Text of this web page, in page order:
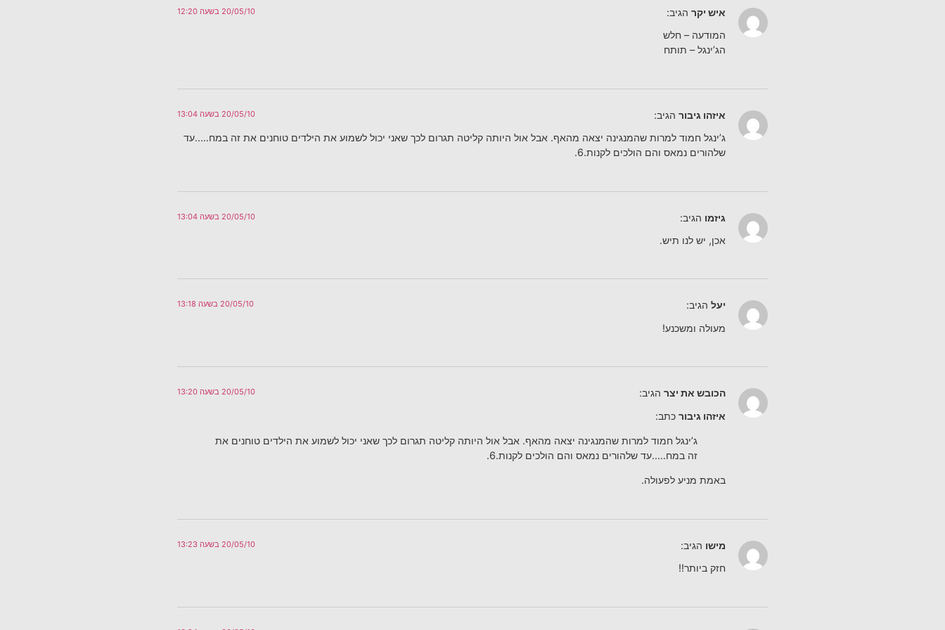
איש יקר הגיב: 20/05/10 בשעה 12:20
המודעה – חלש
הג’ינגל – תותח
איזהו גיבור הגיב: 20/05/10 בשעה 13:04
ג’ינגל חמוד למרות שהמנגינה יצאה מהאף. אבל אול היותה קליטה תגרום לכך שאני יכול לשמוע את הילדים טוחנים את זה במח…..עד
שלהורים נמאס והם הולכים לקנות.6.
גיזמו הגיב: 20/05/10 בשעה 13:04
אכן, יש לנו תיש.
יעל הגיב: 20/05/10 בשעה 13:18
מעולה ומשכנע!
הכובש את יצר הגיב: 20/05/10 בשעה 13:20
איזהו גיבור כתב:
ג’ינגל חמוד למרות שהמנגינה יצאה מהאף. אבל אול היותה קליטה תגרום לכך שאני יכול לשמוע את הילדים טוחנים את
זה במח…..עד שלהורים נמאס והם הולכים לקנות.6.
באמת מניע לפעולה.
מישו הגיב: 20/05/10 בשעה 13:23
חזק ביותר!!